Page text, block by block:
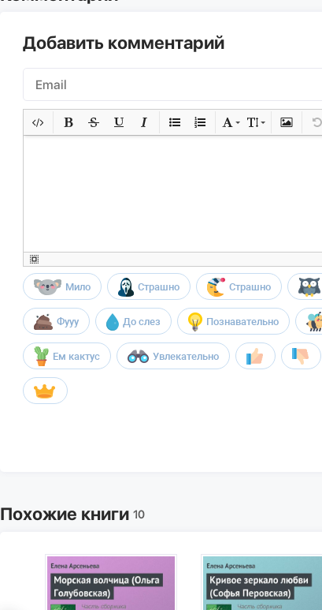
Добавить комментарий
Мило Страшно Страшно
Фууу До слез Познавательно
Ем кактус Увлекательно
Похожие книги 10